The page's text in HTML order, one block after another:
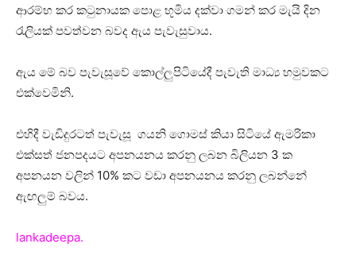
ආරම්භ කර කටුනායක පොළ භූමිය දක්වා ගමන් කර මැයි දින
රැලියක් පවත්වන බවද ඇය පැවැසුවාය.
ඇය මේ බව පැවැසූවේ කොල්ලුපිටියේදී පැවැති මාධ්‍ය හමුවකට
එක්වෙමිනි.
එහිදී වැඩිදුරටත් පැවැසූ ගයනි ගොමස් කියා සිටියේ ඇමරිකා
එක්සත් ජනපදයට අපනයනය කරනු ලබන බිලියන 3 ක
අපනයන වලින් 10% කට වඩා අපනයනය කරනු ලබන්නේ
ඇඟලුම් බවය.
lankadeepa.